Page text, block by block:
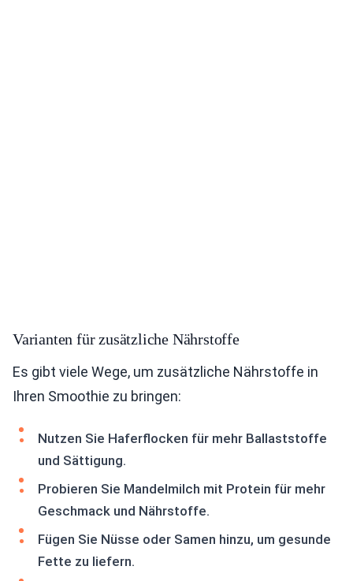
Varianten für zusätzliche Nährstoffe
Es gibt viele Wege, um zusätzliche Nährstoffe in
Ihren Smoothie zu bringen:
Nutzen Sie Haferflocken für mehr Ballaststoffe
und Sättigung.
Probieren Sie Mandelmilch mit Protein für mehr
Geschmack und Nährstoffe.
Fügen Sie Nüsse oder Samen hinzu, um gesunde
Fette zu liefern.